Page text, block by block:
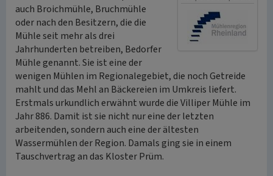
auch Broichmühle, Bruchmühle
oder nach den Besitzern, die die
Mühle seit mehr als drei
Jahrhunderten betreiben, Bedorfer
Mühle genannt. Sie ist eine der
wenigen Mühlen im Regionalegebiet, die noch Getreide
mahlt und das Mehl an Bäckereien im Umkreis liefert.
Erstmals urkundlich erwähnt wurde die Villiper Mühle im
Jahr 886. Damit ist sie nicht nur eine der letzten
arbeitenden, sondern auch eine der ältesten
Wassermühlen der Region. Damals ging sie in einem
Tauschvertrag an das Kloster Prüm.